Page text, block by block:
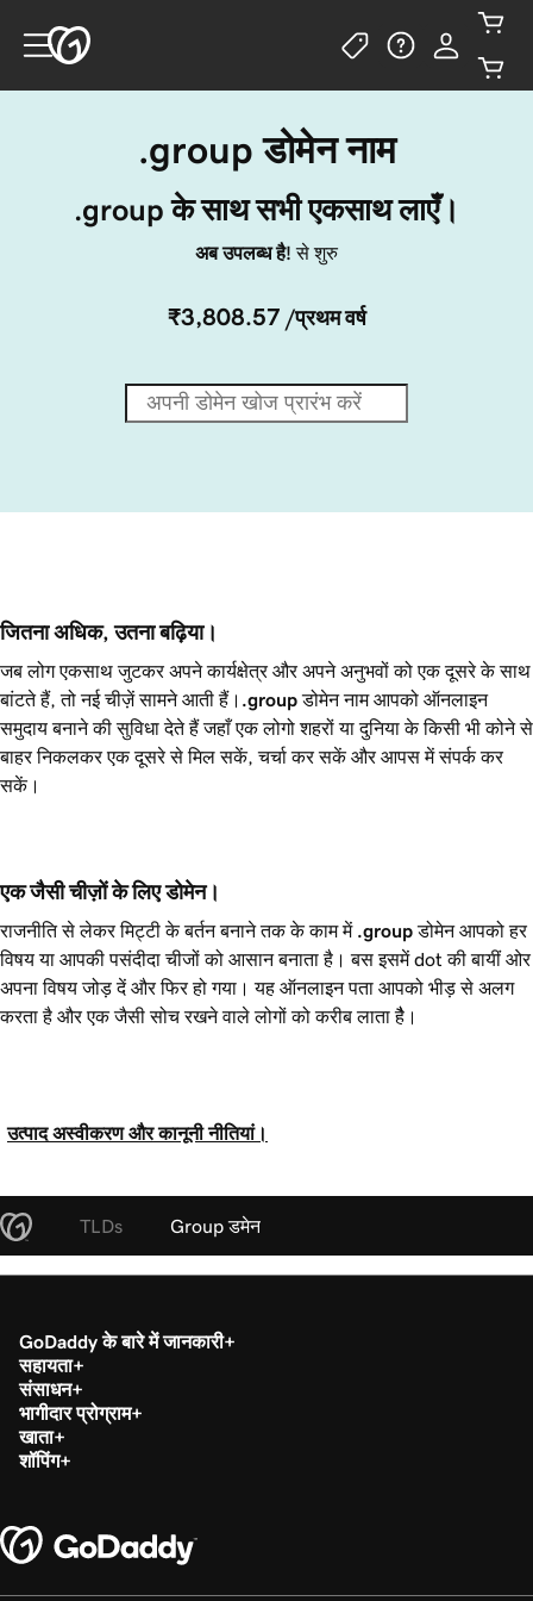
.group डोमेन नाम
.group के साथ सभी एकसाथ लाएँ।
अब उपलब्ध है!से शुरु
₹3,808.57 /प्रथम वर्ष
जितना अधिक, उतना बढ़िया।
जब लोग एकसाथ जुटकर अपने कार्यक्षेत्र और अपने अनुभवों को एक दूसरे के साथ
बांटते हैं, तो नई चीज़ें सामने आती हैं। .groupडोमेन नाम आपको ऑनलाइन
समुदाय बनाने की सुविधा देते हैं जहाँ एक लोगो शहरों या दुनिया के किसी भी कोने से
बाहर निकलकर एक दूसरे से मिल सकें, चर्चा कर सकें और आपस में संपर्क कर
सकें।
एक जैसी चीज़ों के लिए डोमेन।
राजनीति से लेकर मिट्टी के बर्तन बनाने तक के काम में .groupडोमेन आपको हर
विषय या आपकी पसंदीदा चीजों को आसान बनाता है। बस इसमें dot की बायीं ओर
अपना विषय जोड़ दें और फिर हो गया। यह ऑनलाइन पता आपको भीड़ से अलग
करता है और एक जैसी सोच रखने वाले लोगों को करीब लाता हैै।
उत्पाद अस्वीकरण और कानूनी नीतियां।
TLDs Group डमेन
GoDaddy के बारे में जानकारी
सहायता
संसाधन
भागीदार प्रोग्राम
खाता
शॉपिंग